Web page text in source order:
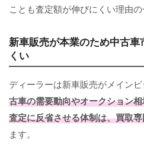
ことも査定額が伸びにくい理由の
新車販売が本業のため中古
くい
ディーラーは新車販売がメインビ
古車の需要動向やオークション
査定に反省させる体制は、買取
ます。